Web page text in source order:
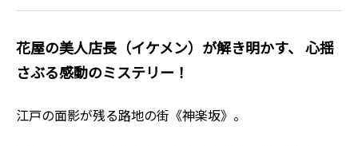
花屋の美人店長（イケメン）が解き明かす、 心揺
さぶる感動のミステリー！
江戸の面影が残る路地の街《神楽坂》。